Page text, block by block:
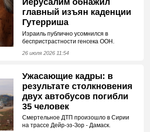
Иерусалим обнажил
главный изъян каденции
Гутерриша
Израиль публично усомнился в
беспристрастности генсека ООН.
26 июля 2026 11:54
Ужасающие кадры: в
результате столкновения
двух автобусов погибли
35 человек
Смертельное ДТП произошло в Сирии
на трассе Дейр-эз-Зор - Дамаск.